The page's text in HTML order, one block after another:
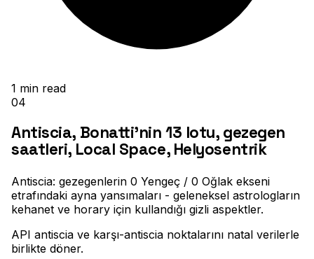
1 min read
04
Antiscia, Bonatti'nin 13 lotu, gezegen
saatleri, Local Space, Helyosentrik
Antiscia: gezegenlerin 0 Yengeç / 0 Oğlak ekseni
etrafındaki ayna yansımaları - geleneksel astrologların
kehanet ve horary için kullandığı gizli aspektler.
API antiscia ve karşı-antiscia noktalarını natal verilerle
birlikte döner.